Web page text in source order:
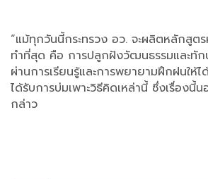
“แม้ทุกวันนี้กระทรวง อว. จะผลิตหลักสู
ทำที่สุด คือ การปลูกฝังวัฒนธรรมและทัก
ผ่านการเรียนรู้และการพยายามฝึกฝนใ
ได้รับการบ่มเพาะวิธีคิดเหล่านี้ ซึ่งเรื่อง
กล่าว